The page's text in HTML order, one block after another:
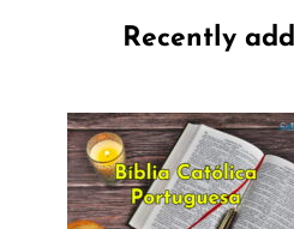
Recently